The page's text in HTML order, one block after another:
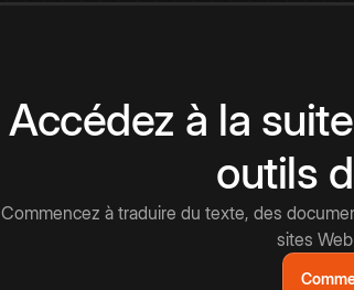
Accédez à la
outils
Commencez à traduire du texte, des
sites